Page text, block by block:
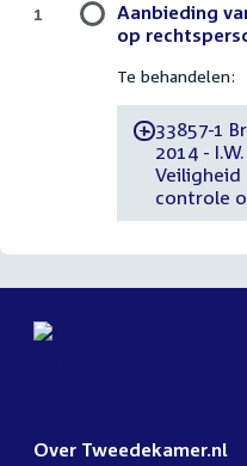
Aanbieding
op
Te behandelen:
-33857-1
2014 -
Veiligheid
controle
1
Over Tweedekamer.nl